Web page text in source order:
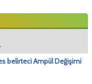
belirteci Ampül Değişimi